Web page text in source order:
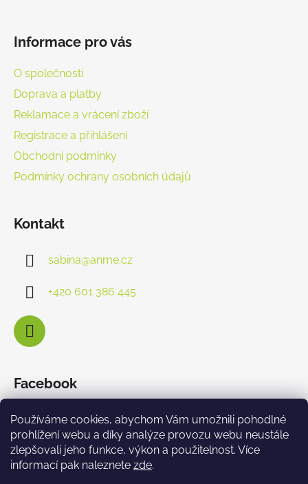
Používáme cookies, abychom Vám umožnili pohodlné
prohlížení webu a díky analýze provozu webu neustále
zlepšovali jeho funkce, výkon a použitelnost. Více
informací pak naleznete zde.
Informace pro vás
O společnosti
Doprava a platby
Reklamace a vrácení zboží
Registrace a přihlášení
Obchodní podmínky
Podmínky ochrany osobních údajů
Kontakt
sabina@anme.cz
+420 601 386 445
Facebook